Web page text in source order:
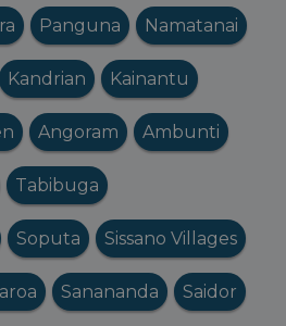
Panguna Namatanai
Kandrian Kainantu
Angoram Ambunti
Tabibuga
Soputa Sissano Villages
Sanananda Saidor